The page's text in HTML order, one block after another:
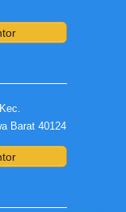
Barat 40124